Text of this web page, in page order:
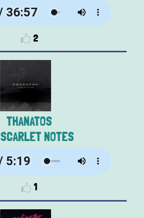
2
THANATOS
SCARLET NOTES
1